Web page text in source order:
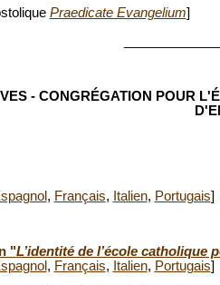
Praedicate Evangelium]
- CONGRÉGATION POUR
, Français, Italien, Portugais]
"L’identité de l’école catholique
, Français, Italien, Portugais]